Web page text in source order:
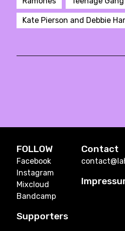
Kate Pierson and Debbie
FOLLOW
Facebook
Instagram
Mixcloud
Bandcamp
Contact
Supporters